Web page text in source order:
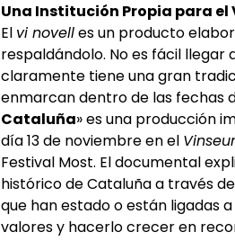
Una Institución Propia para el
El vi novelles un producto
respaldándolo. No es fácil
claramente tiene una gran
enmarcan dentro de las fechas
Cataluña» es una producción
día 13 de noviembre en el
Festival Most. El documental
histórico de Cataluña a través
que han estado o están ligadas
valores y hacerlo crecer en